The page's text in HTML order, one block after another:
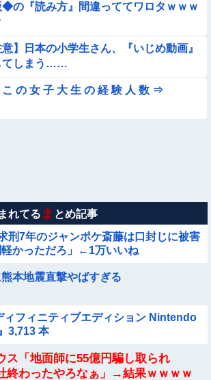
ボクサーをボコってしまう
組の20年後の姿がヤバいwwwwww
の水着、ゑっちｗｗｗｗｗｗｗ
の『読み方』間違っててワロタｗｗｗ
意】日本の小学生さん、『いじめ動画』
てしまう……
こ の 女 子 大 生 の 経 験 人 数 ⇒
れてる ま とめ記事
刑7年のジャンポケ斎藤は口封じに被害
かっただろ」←1万いいね
熊本地震直撃やばすぎる
ィフィニティブエディション Nintendo
3,713 本
ス「地面師に55億円騙し取られ
終わったやろなぁ」→結果ｗｗｗｗ